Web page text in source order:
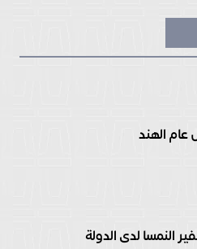
الهند
النمسا لدى الدولة